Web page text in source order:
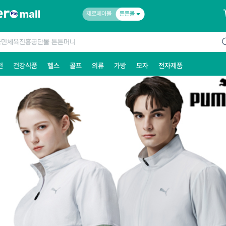
제로페이몰 튼튼몰
건강식품 헬스 골프 의류 가방 모자 전자제품